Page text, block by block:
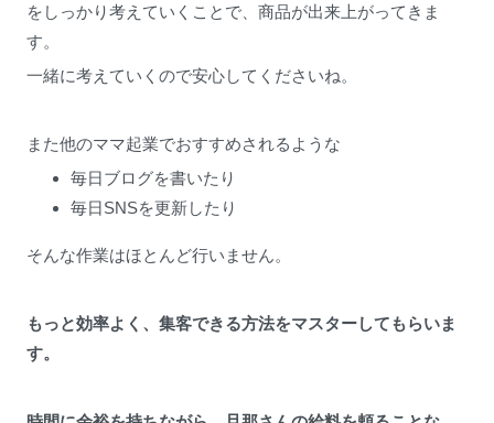
をしっかり考えていくことで、商品が出来上がってきま
す。
一緒に考えていくので安心してくださいね。
また他のママ起業でおすすめされるような
毎日ブログを書いたり
毎日SNSを更新したり
そんな作業はほとんど行いません。
もっと効率よく、集客できる方法をマスターしてもらいま
す。